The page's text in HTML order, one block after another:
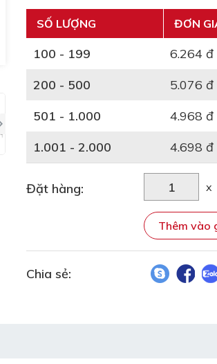
SỐ LƯỢNG ĐƠN
100 - 199
6.264 đ
200 - 500
5.076 đ
501 - 1.000
4.968 đ
1.001 - 2.000
4.698 đ
Đặt hàng: x
Thêm vào
Chia sẻ: